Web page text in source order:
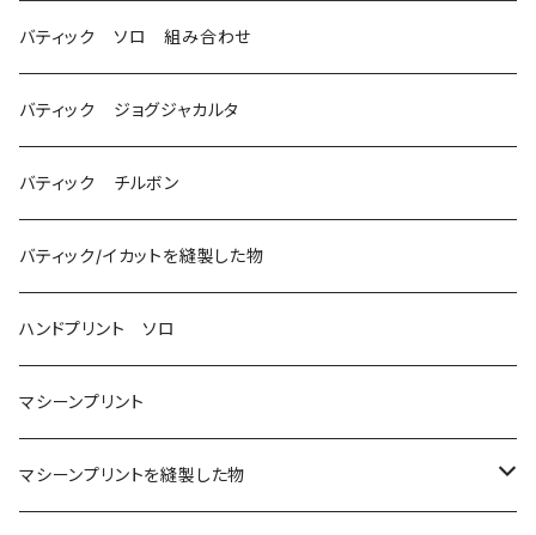
バティック ソロ 組み合わせ
バティック ジョグジャカルタ
バティック チルボン
バティック/イカットを縫製した物
ハンドプリント ソロ
マシーンプリント
マシーンプリントを縫製した物